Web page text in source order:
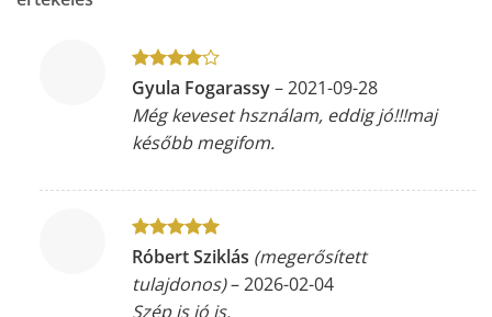
Értékelés:
4/ 5
Gyula Fogarassy–2021-09-28
Még keveset hsználam, eddig jó!!!maj
később megifom.
Értékelés:5
Róbert Sziklás (megerősített
tulajdonos)–2026-02-04
Szép is jó is.